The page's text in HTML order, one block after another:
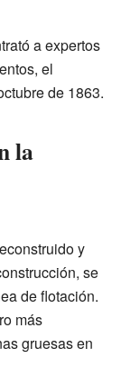
a expertos
el
de 1863.
la
y
se
de flotación.
más
gruesas en